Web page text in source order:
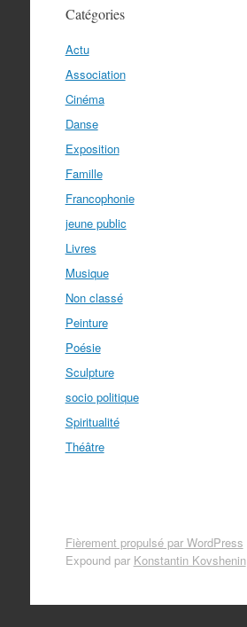
Catégories
Actu
Association
Cinéma
Danse
Exposition
Famille
Francophonie
jeune public
Livres
Musique
Non classé
Peinture
Poésie
Sculpture
socio politique
Spiritualité
Théâtre
Fièrement propulsé par WordPress
Expound par Konstantin Kovshenin